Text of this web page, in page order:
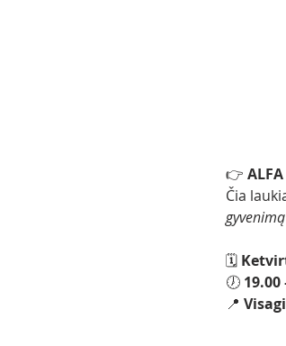
👉
Čia
🗓
🕖 19.00
📍